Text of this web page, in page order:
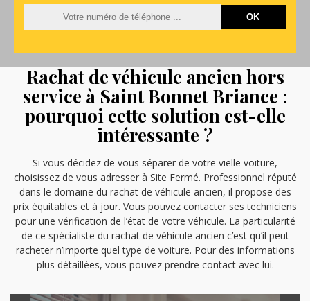
Rachat de véhicule ancien hors
service à Saint Bonnet Briance :
pourquoi cette solution est-elle
intéressante ?
Si vous décidez de vous séparer de votre vielle voiture,
choisissez de vous adresser à Site Fermé. Professionnel réputé
dans le domaine du rachat de véhicule ancien, il propose des
prix équitables et à jour. Vous pouvez contacter ses techniciens
pour une vérification de l’état de votre véhicule. La particularité
de ce spécialiste du rachat de véhicule ancien c’est qu’il peut
racheter n’importe quel type de voiture. Pour des informations
plus détaillées, vous pouvez prendre contact avec lui.